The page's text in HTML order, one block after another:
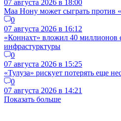
07 августа 2026 в 18:00
Маа Нону может сыграть против
0
07 августа 2026 в 16:12
«Коннахт» вложил 40 миллионов
инфрастурктуры
0
07 августа 2026 в 15:25
«Тулуза» рискует потерять еще
0
07 августа 2026 в 14:21
Показать больше